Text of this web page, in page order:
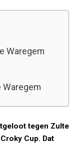
Waregem
Waregem
tegen Zulte
Cup. Dat